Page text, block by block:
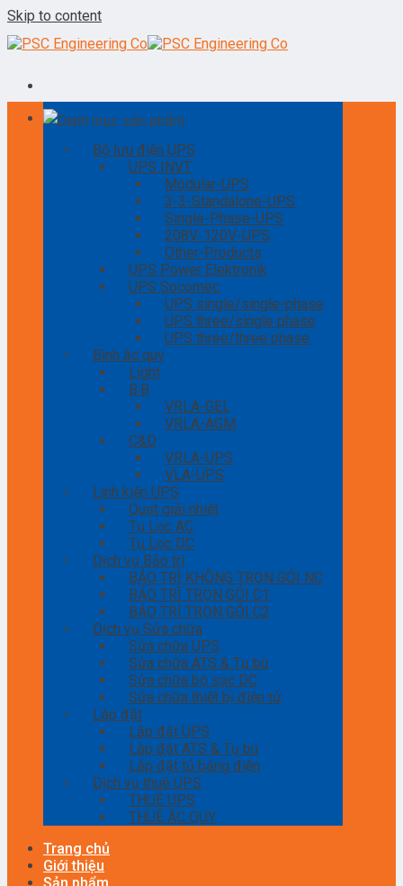
Skip to content
Danh mục sản phẩm
Bộ lưu điện UPS
UPS INVT
Modular-UPS
3-3-Standalone-UPS
Single-Phase-UPS
208V-120V-UPS
Other-Products
UPS Power Elektronik
UPS Socomec
UPS single/single-phase
UPS three/single phase
UPS three/three phase
Bình ắc quy
Light
B.B
VRLA-GEL
VRLA-AGM
C&D
VRLA-UPS
VLA-UPS
Linh kiện UPS
Quạt giải nhiệt
Tụ Lọc AC
Tụ Lọc DC
Dịch vụ Bảo trì
BẢO TRÌ KHÔNG TRỌN GÓI NC
BẢO TRÌ TRỌN GÓI C1
BẢO TRÌ TRỌN GÓI C2
Dịch vụ Sửa chữa
Sửa chữa UPS
Sửa chữa ATS & Tụ bù
Sửa chữa bộ sạc DC
Sửa chữa thiết bị điện tử
Lắp đặt
Lắp đặt UPS
Lắp đặt ATS & Tụ bù
Lắp đặt tủ bảng điện
Dịch vụ thuê UPS
THUÊ UPS
THUÊ ẮC QUY
Trang chủ
Giới thiệu